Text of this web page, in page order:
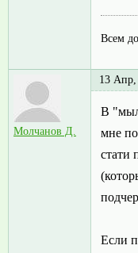
Всем
Молчанов Д.
13 Апр,
В
мне
стати
Если